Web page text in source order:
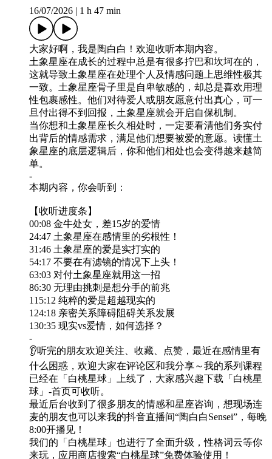
16/07/2026 1 h 47 min
大家好啊，我是陶白白！欢迎收听本期内容。
土象星座在成长的过程中总是有很多拧巴和坎坷在的，
这就导致土象星座在处理个人及情感问题上思维性极其
一致。土象星座骨子里是自卑敏感的，却总是喜欢用理
性包裹感性。他们对待爱人或朋友愿意付出真心，可一
旦付出得不到回报，土象星座就会开启自保机制。
当你想和土象星座长久相处时，一定要看清他们务实付
出背后的情感需求，满足他们想要被爱的意愿。读懂土
象星座的底层逻辑后，你和他们相处也会变得越来越简
单。
-
本期内容，你会听到：
【收听进度条】
00:08 金牛处女，差15岁的爱情
24:47 土象星座在感情里的劣根性！
31:46 土象星座的爱是实打实的
54:17 不要在有滤镜的情况下上头！
63:03 对付土象星座就用这一招
86:30 无理由挑刺是想分手的前兆
115:12 纯粹的爱是超越现实的
124:18 亲密关系障碍阻碍关系发展
130:35 现实vs爱情，如何选择？
-
👂听完的朋友欢迎关注、收藏、点赞，最近在感情里有
什么困惑，欢迎大家在评论区和我分享～我的系列课程
已经在「白桃星球」上线了，大家感兴趣下载「白桃星
球」-首页可收听。
最近后台收到了很多朋友的情感和星座咨询，想现场连
麦的朋友也可以来我的抖音直播间“陶白白Sensei”，每晚
8:00开播见！
我们的「白桃星球」也进行了全面升级，性格词云等你
来玩，应用商店搜索“白桃星球”免费体验使用！